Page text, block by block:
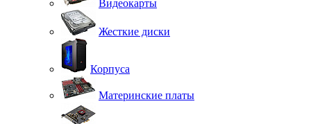
Видеокарты
Жесткие диски
Корпуса
Материнские платы